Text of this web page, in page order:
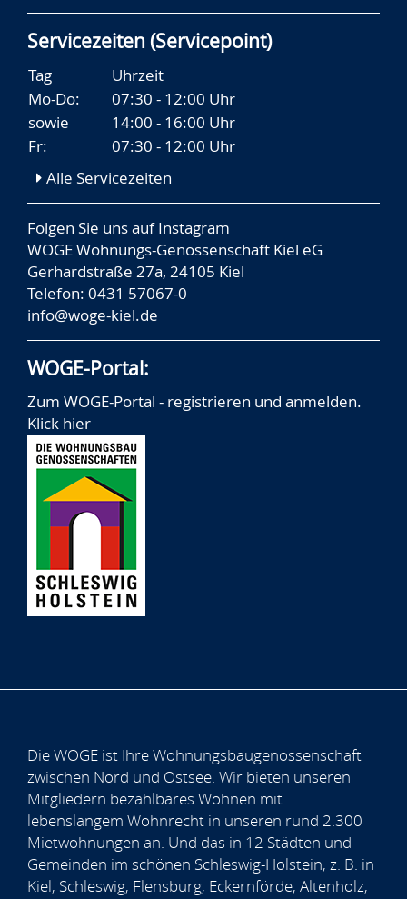
Servicezeiten (Servicepoint)
Tag
Uhrzeit
Mo-Do:
07:30 - 12:00 Uhr
sowie
14:00 - 16:00 Uhr
Fr:
07:30 - 12:00 Uhr
Alle Servicezeiten
Folgen Sie uns aufInstagram
WOGE Wohnungs-Genossenschaft Kiel eG
Gerhardstraße 27a, 24105 Kiel
Telefon: 0431 57067-0
info@woge-kiel.de
WOGE-Portal:
Zum WOGE-Portal - registrieren und anmelden.
Klick hier
Die WOGE ist Ihre Wohnungsbaugenossenschaft
zwischen Nord und Ostsee. Wir bieten unseren
Mitgliedern bezahlbares Wohnen mit
lebenslangem Wohnrecht in unseren rund 2.300
Mietwohnungen an. Und das in 12 Städten und
Gemeinden im schönen Schleswig-Holstein, z. B. in
Kiel, Schleswig, Flensburg, Eckernförde, Altenholz,